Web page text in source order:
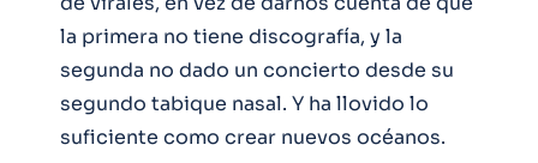
la primera no tiene discografía, y la
segunda no dado un concierto desde su
segundo tabique nasal. Y ha llovido lo
suficiente como crear nuevos océanos.